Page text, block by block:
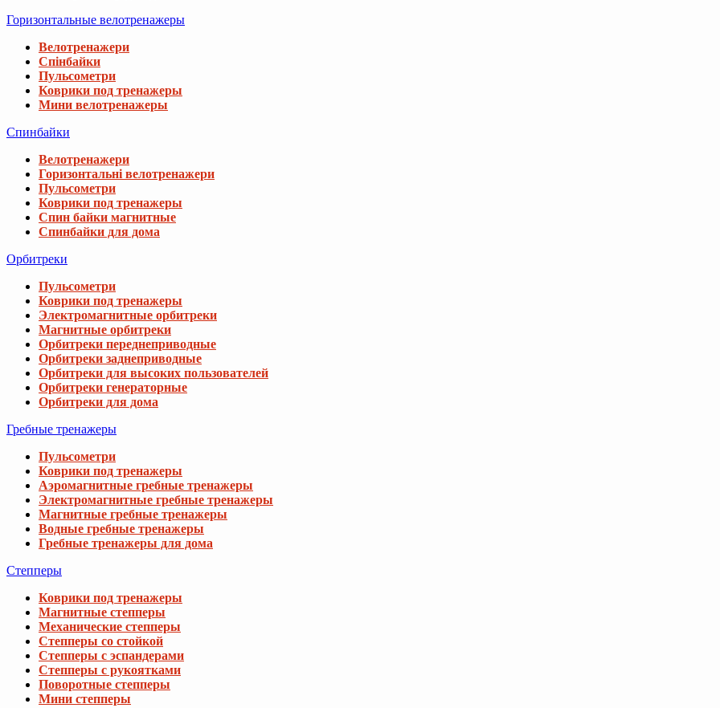
Горизонтальные велотренажеры
Велотренажери
Спінбайки
Пульсометри
Коврики под тренажеры
Мини велотренажеры
Спинбайки
Велотренажери
Горизонтальні велотренажери
Пульсометри
Коврики под тренажеры
Спин байки магнитные
Спинбайки для дома
Орбитреки
Пульсометри
Коврики под тренажеры
Электромагнитные орбитреки
Магнитные орбитреки
Орбитреки переднеприводные
Орбитреки заднеприводные
Орбитреки для высоких пользователей
Орбитреки генераторные
Орбитреки для дома
Гребные тренажеры
Пульсометри
Коврики под тренажеры
Аэромагнитные гребные тренажеры
Электромагнитные гребные тренажеры
Магнитные гребные тренажеры
Водные гребные тренажеры
Гребные тренажеры для дома
Степперы
Коврики под тренажеры
Магнитные степперы
Механические степперы
Степперы со стойкой
Степперы с эспандерами
Степперы с рукоятками
Поворотные степперы
Мини степперы